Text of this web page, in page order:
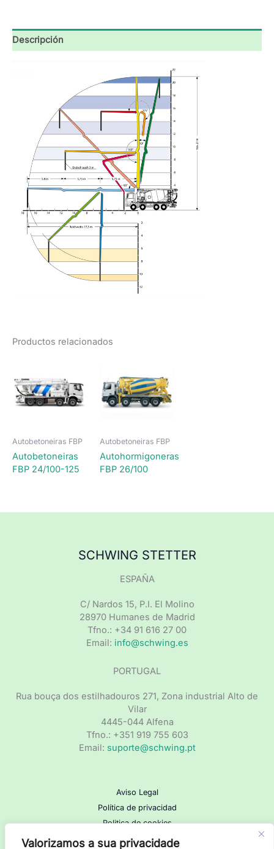
Valorizamos a sua privacidade
Descripción
Productos relacionados
Autobetoneiras FBP
Autobetoneiras
FBP 24/100-125
Autobetoneiras FBP
Autohormigoneras
FBP 26/100
SCHWING STETTER
ESPAÑA
C/ Nardos 15, P.I. El Molino
28970 Humanes de Madrid
Tfno.: +34 91 616 27 00
Email: info@schwing.es
PORTUGAL
Rua bouça dos estilhadouros 271, Zona industrial Alto de
Vilar
4445-044 Alfena
Tfno.: +351 919 755 603
Email: suporte@schwing.pt
Aviso Legal
Política de privacidad
Politica de cookies